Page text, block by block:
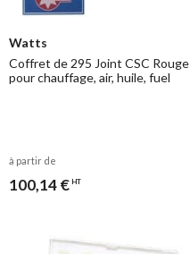
Watts
Coffret de 295 Joint CSC Rouge
pour chauffage, air, huile, fuel
à partir de
100,14 € HT